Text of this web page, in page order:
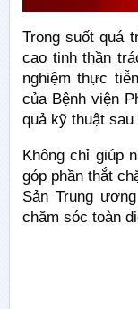
Trong suốt quá
cao tinh thần
nghiệm thực
của Bệnh viện
quả kỹ thuật sau
Không chỉ giúp
góp phần thắt
Sản Trung
chăm sóc toàn